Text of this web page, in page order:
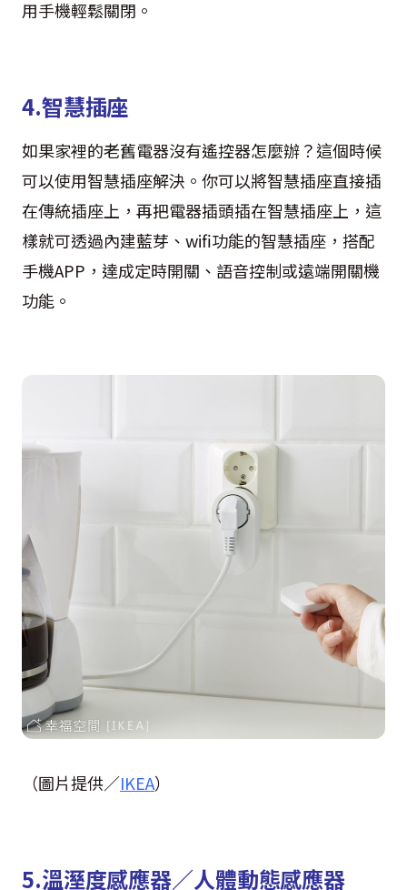
用手機輕鬆關閉。
4.智慧插座
如果家裡的老舊電器沒有遙控器怎麼辦？這個時候
可以使用智慧插座解決。你可以將智慧插座直接插
在傳統插座上，再把電器插頭插在智慧插座上，這
樣就可透過內建藍芽、wifi功能的智慧插座，搭配
手機APP，達成定時開關、語音控制或遠端開關機
功能。
（圖片提供／IKEA）
5.溫溼度感應器／人體動態感應器